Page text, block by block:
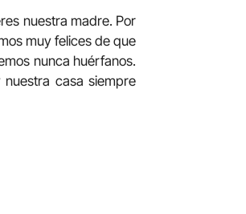
nuestra madre. Por
muy felices de que
nunca huérfanos.
casa siempre